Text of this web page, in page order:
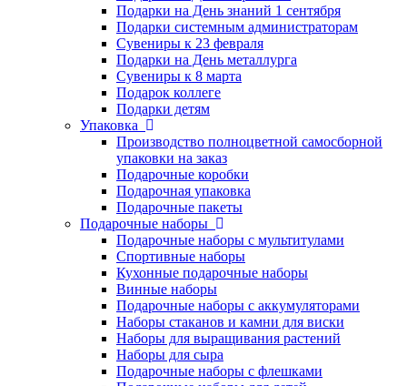
Подарки на День знаний 1 сентября
Подарки системным администраторам
Сувениры к 23 февраля
Подарки на День металлурга
Сувениры к 8 марта
Подарок коллеге
Подарки детям
Упаковка
Производство полноцветной самосборной
упаковки на заказ
Подарочные коробки
Подарочная упаковка
Подарочные пакеты
Подарочные наборы
Подарочные наборы с мультитулами
Спортивные наборы
Кухонные подарочные наборы
Винные наборы
Подарочные наборы с аккумуляторами
Наборы стаканов и камни для виски
Наборы для выращивания растений
Наборы для сыра
Подарочные наборы с флешками